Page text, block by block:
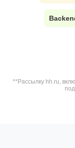
**Рассылку hh.ru,